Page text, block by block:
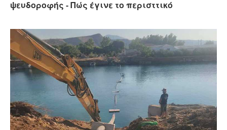
ψευδοροφής - Πώς έγινε το περισττικό